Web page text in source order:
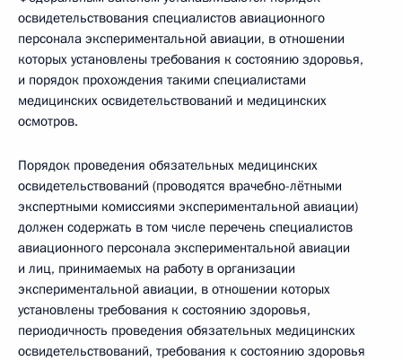
освидетельствования специалистов авиационного
персонала экспериментальной авиации, в отношении
которых установлены требования к состоянию здоровья,
и порядок прохождения такими специалистами
медицинских освидетельствований и медицинских
осмотров.
Порядок проведения обязательных медицинских
освидетельствований (проводятся врачебно-лётными
экспертными комиссиями экспериментальной авиации)
должен содержать в том числе перечень специалистов
авиационного персонала экспериментальной авиации
и лиц, принимаемых на работу в организации
экспериментальной авиации, в отношении которых
установлены требования к состоянию здоровья,
периодичность проведения обязательных медицинских
освидетельствований, требования к состоянию здоровья